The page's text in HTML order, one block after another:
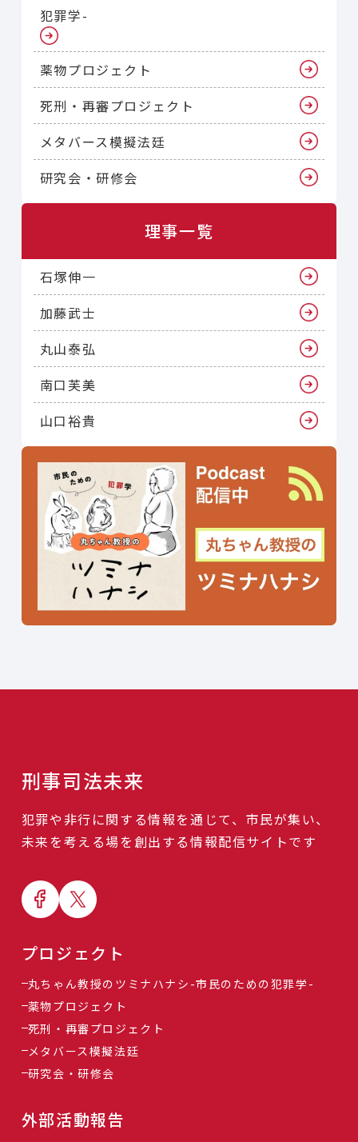
犯罪学-
薬物プロジェクト
死刑・再審プロジェクト
メタバース模擬法廷
研究会・研修会
理事一覧
石塚伸一
加藤武士
丸山泰弘
南口芙美
山口裕貴
刑事司法未来
犯罪や非行に関する情報を通じて、市民が集い、
未来を考える場を創出する情報配信サイトです
プロジェクト
丸ちゃん教授のツミナハナシ-市民のための犯罪学-
薬物プロジェクト
死刑・再審プロジェクト
メタバース模擬法廷
研究会・研修会
外部活動報告